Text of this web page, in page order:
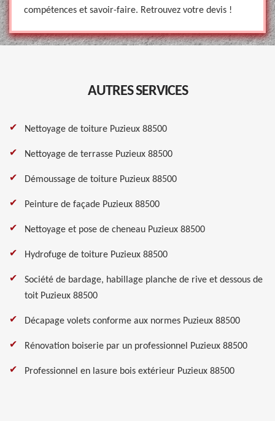
compétences et savoir-faire. Retrouvez votre devis !
AUTRES SERVICES
Nettoyage de toiture Puzieux 88500
Nettoyage de terrasse Puzieux 88500
Démoussage de toiture Puzieux 88500
Peinture de façade Puzieux 88500
Nettoyage et pose de cheneau Puzieux 88500
Hydrofuge de toiture Puzieux 88500
Société de bardage, habillage planche de rive et dessous de
toit Puzieux 88500
Décapage volets conforme aux normes Puzieux 88500
Rénovation boiserie par un professionnel Puzieux 88500
Professionnel en lasure bois extérieur Puzieux 88500